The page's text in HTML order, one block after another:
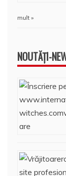
mult »
NOUTĂȚI-